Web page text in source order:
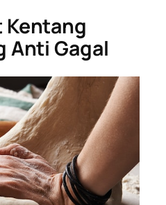
Kentang
Anti Gagal